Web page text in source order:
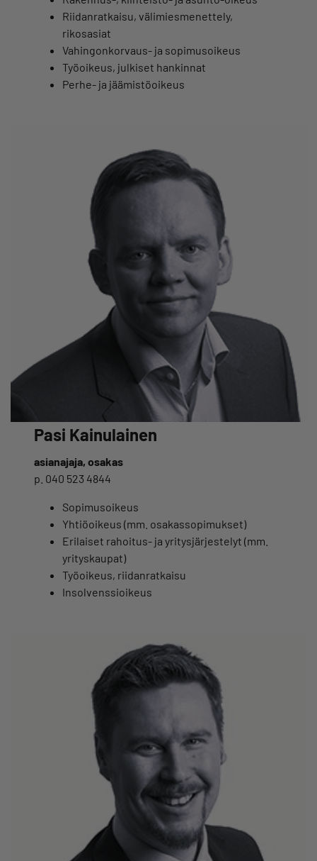
Riidanratkaisu, välimiesmenettely,
rikosasiat
Vahingonkorvaus- ja sopimusoikeus
Työoikeus, julkiset hankinnat
Perhe- ja jäämistöoikeus
Pasi Kainulainen
asianajaja, osakas
p. 040 523 4844
Sopimusoikeus
Yhtiöoikeus (mm. osakassopimukset)
Erilaiset rahoitus- ja yritysjärjestelyt (mm.
yrityskaupat)
Työoikeus, riidanratkaisu
Insolvenssioikeus